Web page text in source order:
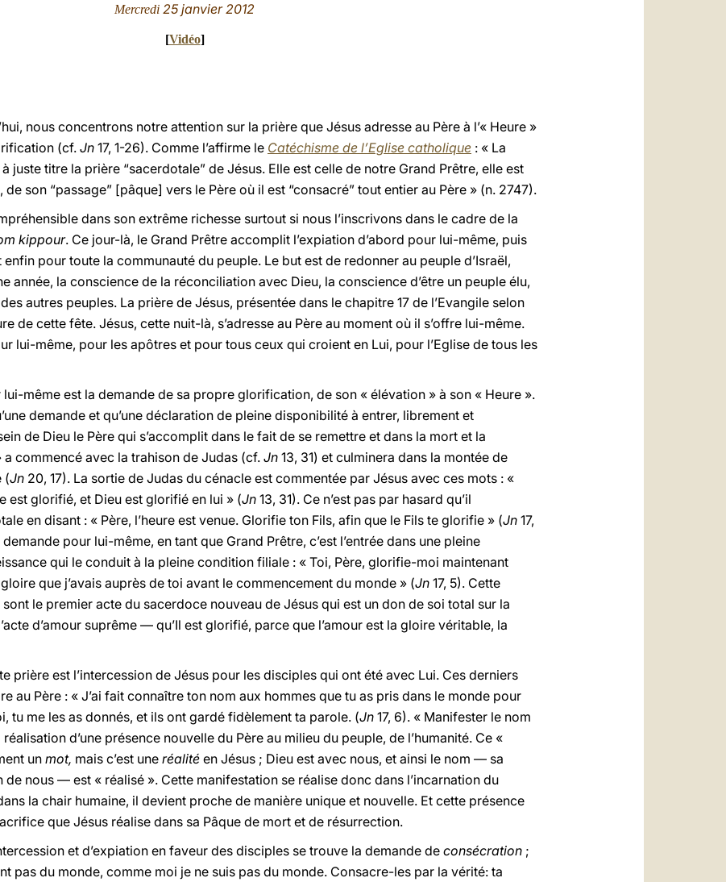
Mercredi 25 janvier 2012
[Vidéo]
nous concentrons notre attention sur la prière que Jésus adresse au Père à l’« Heure »
(cf. Jn 17, 1-26). Comme l’affirme le Catéchisme de l’Eglise catholique : « La
juste titre la prière “sacerdotale” de Jésus. Elle est celle de notre Grand Prêtre, elle est
son “passage” [pâque] vers le Père où il est “consacré” tout entier au Père » (n. 2747).
dans son extrême richesse surtout si nous l’inscrivons dans le cadre de la
kippour. Ce jour-là, le Grand Prêtre accomplit l’expiation d’abord pour lui-même, puis
pour toute la communauté du peuple. Le but est de redonner au peuple d’Israël,
année, la conscience de la réconciliation avec Dieu, la conscience d’être un peuple élu,
autres peuples. La prière de Jésus, présentée dans le chapitre 17 de l’Evangile selon
de cette fête. Jésus, cette nuit-là, s’adresse au Père au moment où il s’offre lui-même.
lui-même, pour les apôtres et pour tous ceux qui croient en Lui, pour l’Eglise de tous les
même est la demande de sa propre glorification, de son « élévation » à son « Heure ».
demande et qu’une déclaration de pleine disponibilité à entrer, librement et
de Dieu le Père qui s’accomplit dans le fait de se remettre et dans la mort et la
commencé avec la trahison de Judas (cf. Jn 13, 31) et culminera dans la montée de
(Jn 20, 17). La sortie de Judas du cénacle est commentée par Jésus avec ces mots : «
est glorifié, et Dieu est glorifié en lui » (Jn 13, 31). Ce n’est pas par hasard qu’il
en disant : « Père, l’heure est venue. Glorifie ton Fils, afin que le Fils te glorifie » (Jn 17,
pour lui-même, en tant que Grand Prêtre, c’est l’entrée dans une pleine
qui le conduit à la pleine condition filiale : « Toi, Père, glorifie-moi maintenant
que j’avais auprès de toi avant le commencement du monde » (Jn 17, 5). Cette
le premier acte du sacerdoce nouveau de Jésus qui est un don de soi total sur la
d’amour suprême — qu’Il est glorifié, parce que l’amour est la gloire véritable, la
prière est l’intercession de Jésus pour les disciples qui ont été avec Lui. Ces derniers
au Père : « J’ai fait connaître ton nom aux hommes que tu as pris dans le monde pour
tu me les as donnés, et ils ont gardé fidèlement ta parole. (Jn 17, 6). « Manifester le nom
d’une présence nouvelle du Père au milieu du peuple, de l’humanité. Ce «
un mot, mais c’est une réalité en Jésus ; Dieu est avec nous, et ainsi le nom — sa
de nous — est « réalisé ». Cette manifestation se réalise donc dans l’incarnation du
la chair humaine, il devient proche de manière unique et nouvelle. Et cette présence
que Jésus réalise dans sa Pâque de mort et de résurrection.
et d’expiation en faveur des disciples se trouve la demande de consécration ;
pas du monde, comme moi je ne suis pas du monde. Consacre-les par la vérité: ta